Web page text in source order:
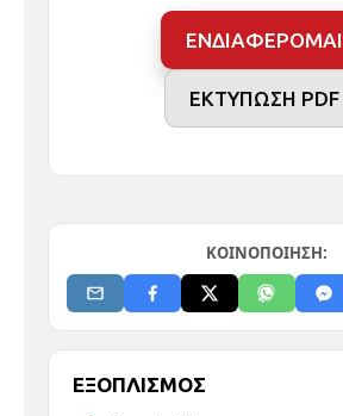
ΕΝΔΙΑΦΕΡΟΜΑΙ
ΕΚΤΥΠΩΣΗ PDF
ΕΞΟΠΛΙΣΜΟΣ